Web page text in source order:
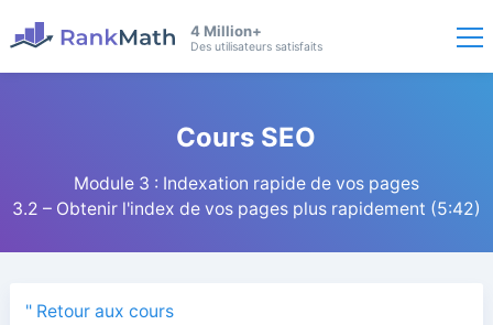
4 Million+
Des utilisateurs satisfaits
Cours SEO
Module 3 : Indexation rapide de vos pages
3.2 – Obtenir l'index de vos pages plus rapidement (5:42)
" Retour aux cours